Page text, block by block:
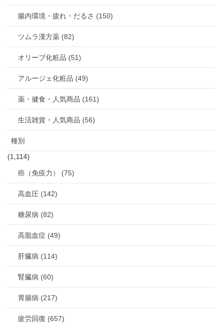
腸内環境・疲れ・だるさ (150)
ツムラ漢方薬 (82)
オリーブ化粧品 (51)
アルージェ化粧品 (49)
薬・健食・人気商品 (161)
生活雑貨・人気商品 (56)
種別
(1,114)
癌（免疫力） (75)
高血圧 (142)
糖尿病 (82)
高脂血症 (49)
肝臓病 (114)
腎臓病 (60)
胃腸病 (217)
疲労回復 (657)